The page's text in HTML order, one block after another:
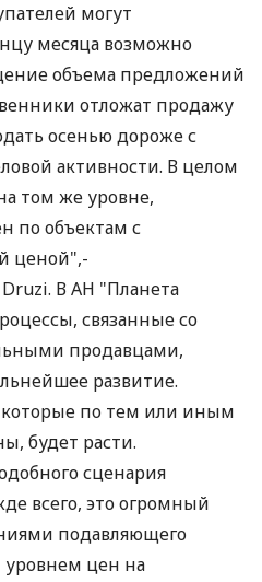
могут
месяца возможно
объема предложений
отложат продажу
осенью дороже с
активности. В целом
том же уровне,
по объектам с
ценой",-
В АН "Планета
связанные со
продавцами,
развитие.
которые по тем или иным
будет расти.
сценария
всего, это огромный
подавляющего
уровнем цен на